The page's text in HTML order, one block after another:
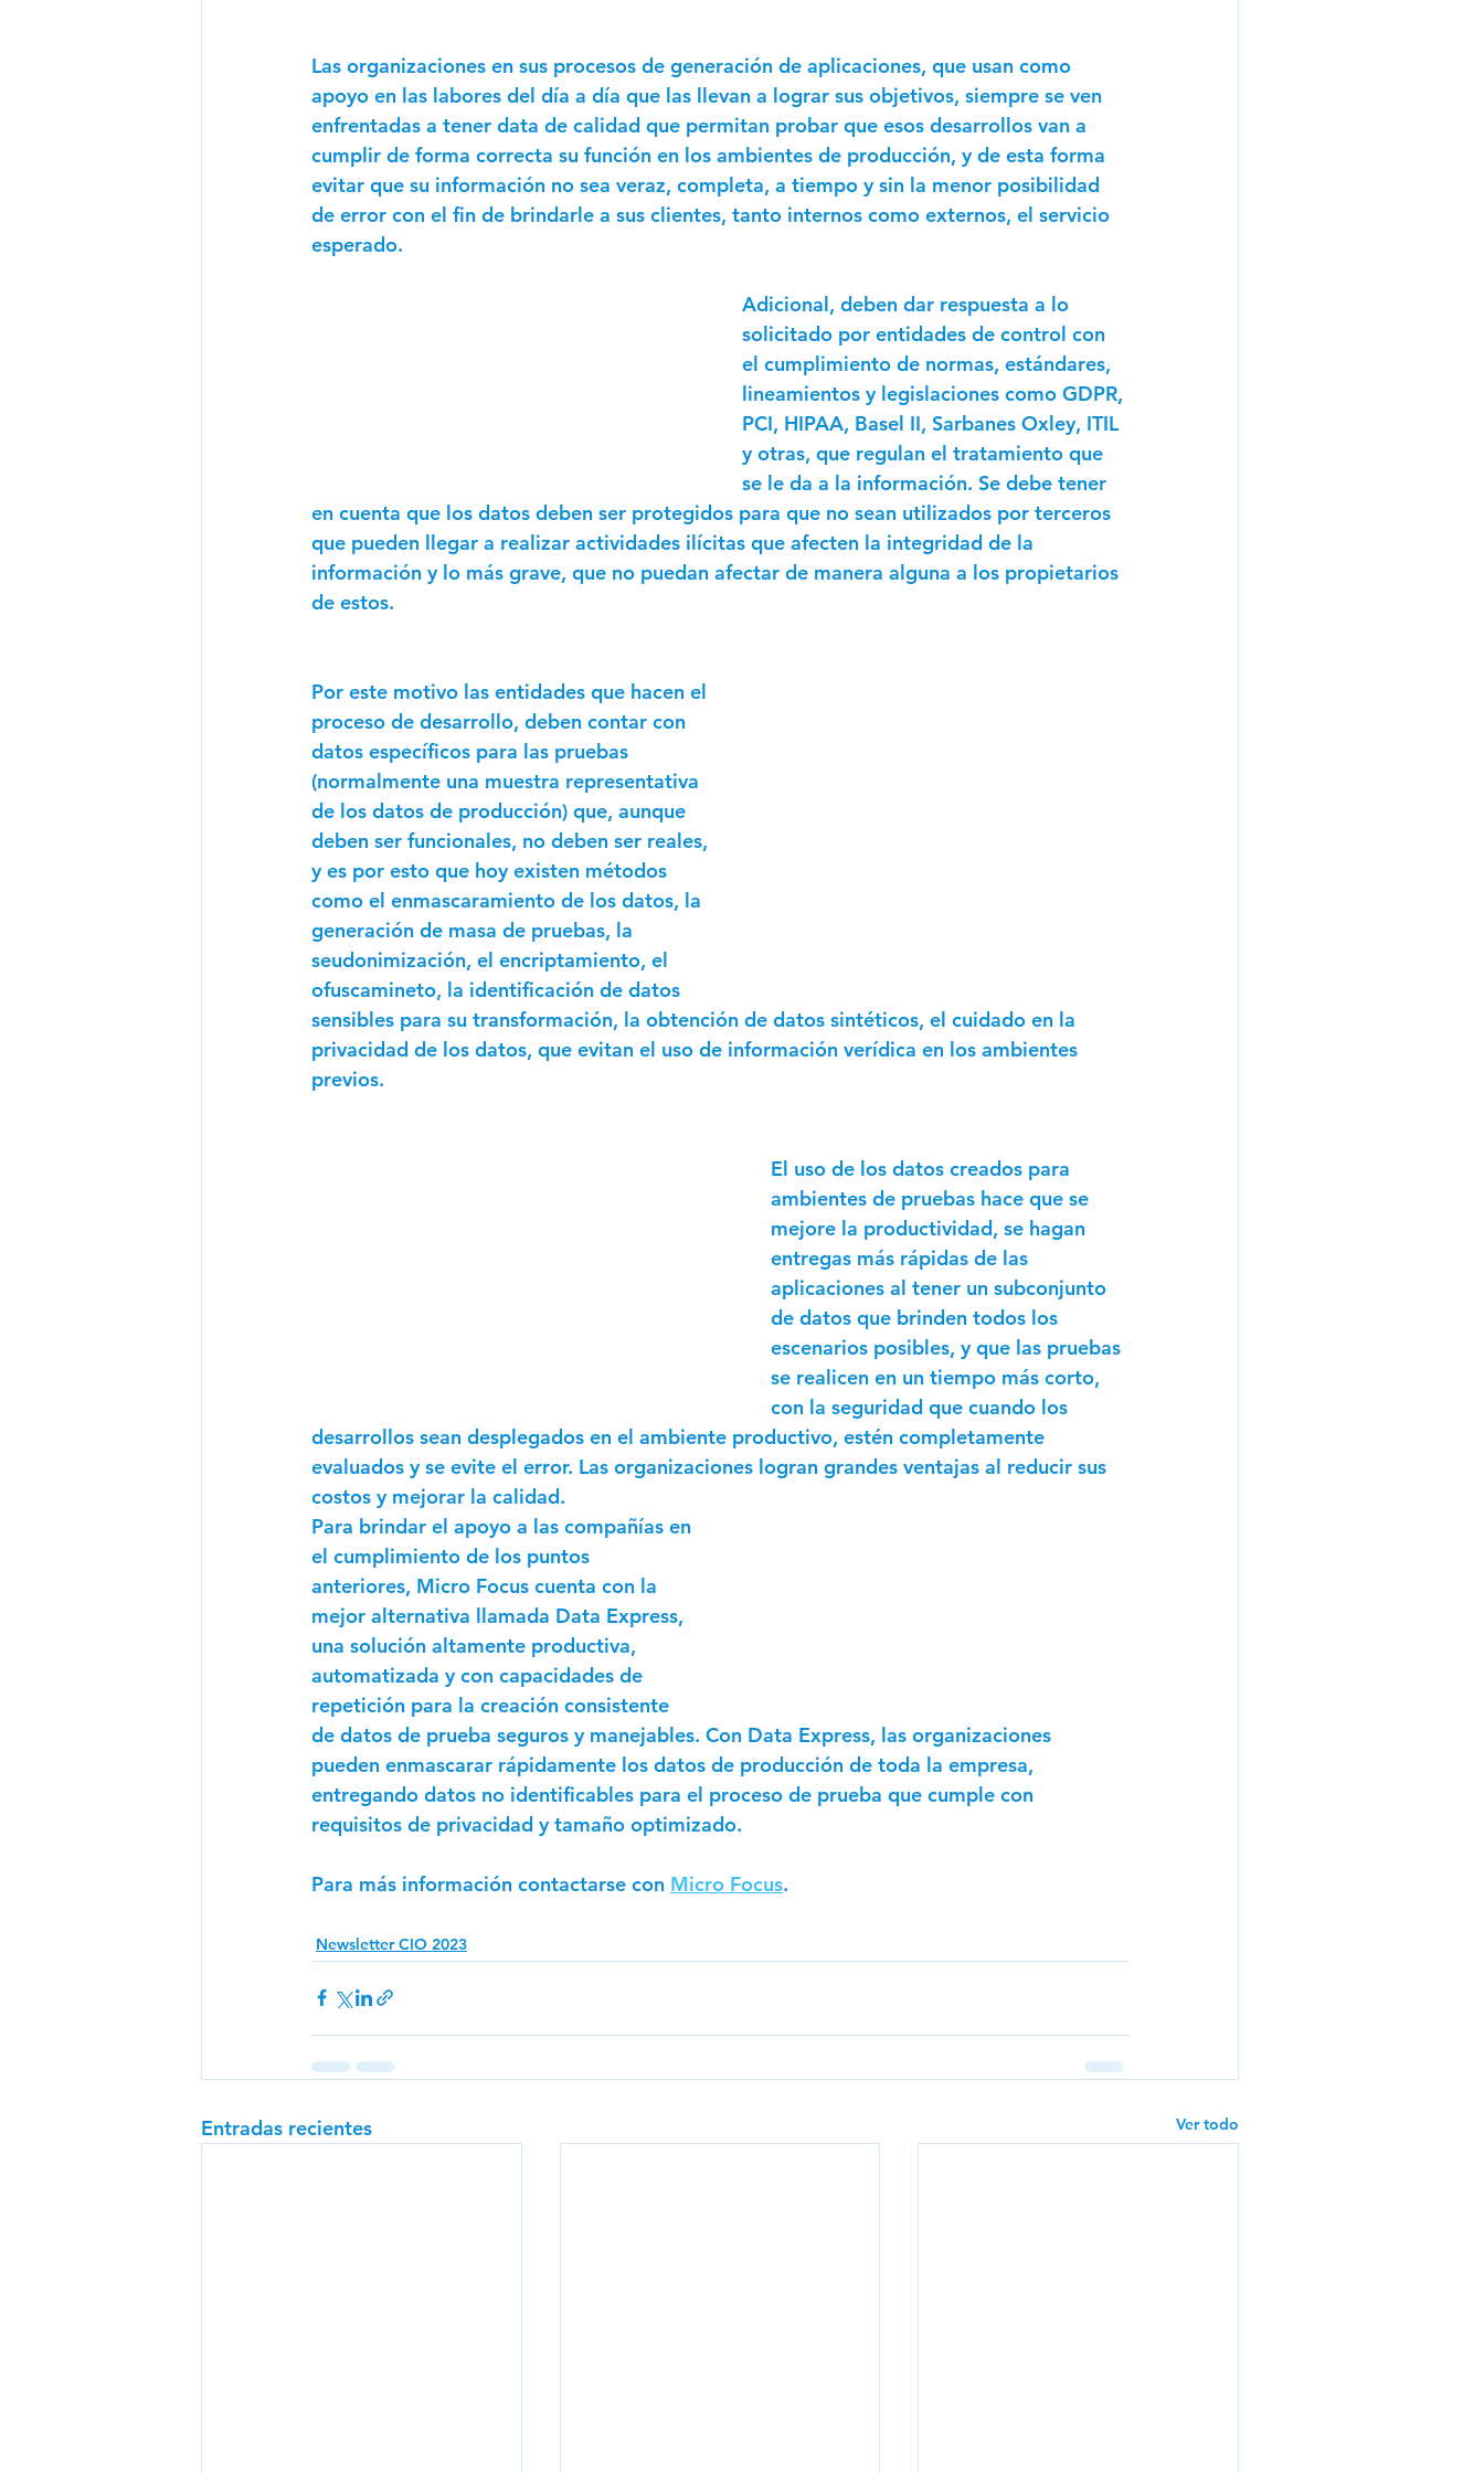
Las organizaciones en sus procesos de generación de aplicaciones, que usan como
apoyo en las labores del día a día que las llevan a lograr sus objetivos, siempre se ven
enfrentadas a tener data de calidad que permitan probar que esos desarrollos van a
cumplir de forma correcta su función en los ambientes de producción, y de esta forma
evitar que su información no sea veraz, completa, a tiempo y sin la menor posibilidad
de error con el fin de brindarle a sus clientes, tanto internos como externos, el servicio
esperado.
Adicional, deben dar respuesta a lo
solicitado por entidades de control con
el cumplimiento de normas, estándares,
lineamientos y legislaciones como GDPR,
PCI, HIPAA, Basel II, Sarbanes Oxley, ITIL
y otras, que regulan el tratamiento que
se le da a la información. Se debe tener
en cuenta que los datos deben ser protegidos para que no sean utilizados por terceros
que pueden llegar a realizar actividades ilícitas que afecten la integridad de la
información y lo más grave, que no puedan afectar de manera alguna a los propietarios
de estos.
Por este motivo las entidades que hacen el
proceso de desarrollo, deben contar con
datos específicos para las pruebas
(normalmente una muestra representativa
de los datos de producción) que, aunque
deben ser funcionales, no deben ser reales,
y es por esto que hoy existen métodos
como el enmascaramiento de los datos, la
generación de masa de pruebas, la
seudonimización, el encriptamiento, el
ofuscamineto, la identificación de datos
sensibles para su transformación, la obtención de datos sintéticos, el cuidado en la
privacidad de los datos, que evitan el uso de información verídica en los ambientes
previos.
El uso de los datos creados para
ambientes de pruebas hace que se
mejore la productividad, se hagan
entregas más rápidas de las
aplicaciones al tener un subconjunto
de datos que brinden todos los
escenarios posibles, y que las pruebas
se realicen en un tiempo más corto,
con la seguridad que cuando los
desarrollos sean desplegados en el ambiente productivo, estén completamente
evaluados y se evite el error. Las organizaciones logran grandes ventajas al reducir sus
costos y mejorar la calidad.
Para brindar el apoyo a las compañías en
el cumplimiento de los puntos
anteriores, Micro Focus cuenta con la
mejor alternativa llamada Data Express,
una solución altamente productiva,
automatizada y con capacidades de
repetición para la creación consistente
de datos de prueba seguros y manejables. Con Data Express, las organizaciones
pueden enmascarar rápidamente los datos de producción de toda la empresa,
entregando datos no identificables para el proceso de prueba que cumple con
requisitos de privacidad y tamaño optimizado.
Para más información contactarse con Micro Focus.
Newsletter CIO 2023
Entradas recientes Ver todo